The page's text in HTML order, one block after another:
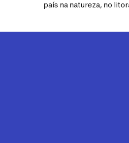
país na natureza, no